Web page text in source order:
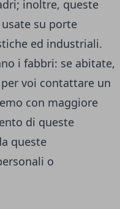
inoltre, queste
su porte
ed industriali.
i fabbri: se abitate,
voi contattare un
con maggiore
di queste
queste
o